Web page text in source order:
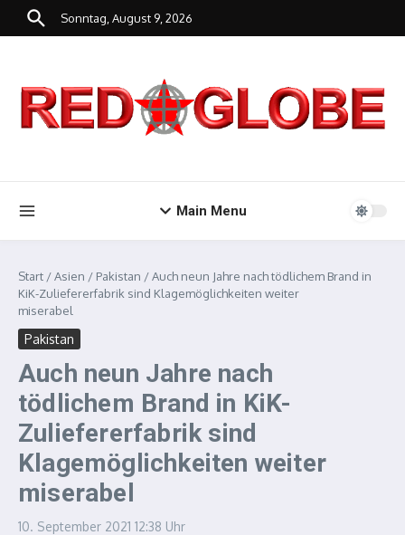
Zum Inhalt springen
Sonntag, August 9, 2026
Main Menu
Start /Asien / Pakistan /Auch neun Jahre nach tödlichem Brand in
KiK-Zuliefererfabrik sind Klagemöglichkeiten weiter
miserabel
Pakistan
Auch neun Jahre nach
tödlichem Brand in KiK-
Zuliefererfabrik sind
Klagemöglichkeiten weiter
miserabel
10. September 2021 12:38 Uhr